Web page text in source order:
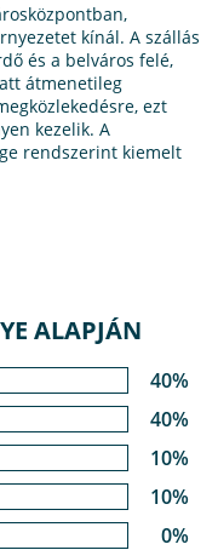
kínál. A szállás
és a belváros felé,
átmenetileg
ezt
kezelik. A
rendszerint kiemelt
ALAPJÁN
40%
40%
10%
10%
0%